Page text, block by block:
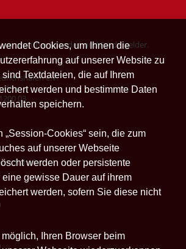
Cookies, um Ihnen die
auf unserer Website zu
Textdateien, die auf Ihrem
werden und bestimmte Daten
speichern.
„Session-Cookies“ sein, die zum
auf unserer Webseite
werden oder persistente
gewisse Dauer auf ihrem
werden, sofern Sie diese nicht
Ihren Browser beim
uns über Spenden und Fördergelder.
e.V.
03